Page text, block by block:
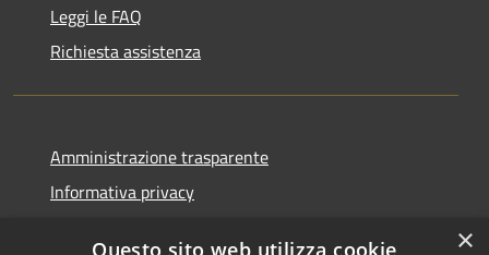
Leggi le FAQ
Richiesta assistenza
Amministrazione trasparente
Informativa privacy
×
Questo sito web utilizza cookie